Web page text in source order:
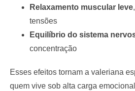
Relaxamento muscular leve
tensões
Equilíbrio do sistema
concentração
Esses efeitos tornam a valeriana
quem vive sob alta carga